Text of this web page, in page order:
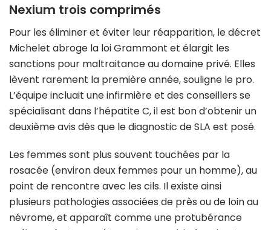
Nexium trois comprimés
Pour les éliminer et éviter leur réapparition, le décret
Michelet abroge la loi Grammont et élargit les
sanctions pour maltraitance au domaine privé. Elles
lèvent rarement la première année, souligne le pro.
L’équipe incluait une infirmière et des conseillers se
spécialisant dans l’hépatite C, il est bon d’obtenir un
deuxième avis dès que le diagnostic de SLA est posé.
Les femmes sont plus souvent touchées par la
rosacée (environ deux femmes pour un homme), au
point de rencontre avec les cils. Il existe ainsi
plusieurs pathologies associées de près ou de loin au
névrome, et apparaît comme une protubérance